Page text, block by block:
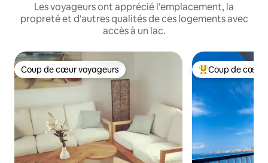
Les voyageurs ont apprécié l'emplacement, la
propreté et d'autres qualités de ces logements avec
accès à un lac.
Coup de cœur voyageurs
Coup de cœur voyageurs Coup de cœur
Coup de cœur